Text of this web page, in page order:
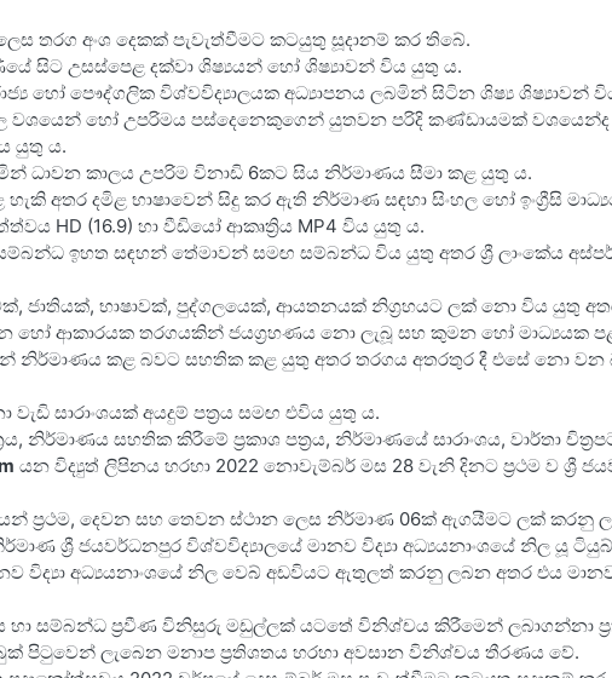
තරග අංශ දෙකක් පැවැත්වීමට කටයුතු සූදානම් කර තිබේ.
සිට උසස්පෙළ දක්වා ශිෂ්‍යයන් හෝ ශිෂ්‍යාවන් විය යුතු ය.
හෝ පෞද්ගලික විශ්වවිද්‍යාලයක අධ්‍යාපනය ලබමින් සිටින ශිෂ්‍ය ශිෂ්‍යාවන්
හෝ උපරිමය පස්දෙනෙකුගෙන් යුතවන පරිදි කණ්ඩායමක් වශයෙන්ද
යුතු ය.
ධාවන කාලය උපරිම විනාඩි 6කට සිය නිර්මාණය සීමා කළ යුතු ය.
අතර දමිළ භාෂාවෙන් සිදු කර ඇති නිර්මාණ සඳහා සිංහල හෝ ඉංග්‍රීසි
HD (16.9) හා වීඩියෝ ආකෘත්‍රිය MP4 විය යුතු ය.
ඉහත සඳහන් තේමාවන් සමඟ සම්බන්ධ විය යුතු අතර ශ්‍රී ලාංකේය
ජාතියක්, භාෂාවක්, පුද්ගලයෙක්, ආයතනයක් නිග්‍රහයට ලක් නො විය යුතු
හෝ ආකාරයක තරගයකින් ජයග්‍රහණය නො ලැබූ සහ කුමන හෝ මාධ්‍යයක
නිර්මාණය කළ බවට සහතික කළ යුතු අතර තරගය අතරතුර දී එසේ නො වන
සාරාංශයක් අයදුම් පත්‍රය සමඟ එවිය යුතු ය.
සහතික කිරීමේ ප්‍රකාශ පත්‍රය, නිර්මාණයේ සාරාංශය, වාර්තා
යන විද්‍යුත් ලිපිනය හරහා 2022 නොවැම්බර් මස 28 වැනි දිනට ප්‍රථම ව ශ්‍රී
ප්‍රථම, දෙවන සහ තෙවන ස්ථාන ලෙස නිර්මාණ 06ක් ඇගයීමට ලක් කරනු
ශ්‍රී ජයවර්ධනපුර විශ්වවිද්‍යාලයේ මානව විද්‍යා අධ්‍යයනාංශයේ නිල යූ
විද්‍යා අධ්‍යයනාංශයේ නිල වෙබ් අඩවියට ඇතුලත් කරනු ලබන අතර එය මානව
හා සම්බන්ධ ප්‍රවීණ විනිසුරු මඩුල්ලක් යටතේ විනිශ්චය කිරීමෙන් ලබාගන්නා
පිටුවෙන් ලැබෙන මනාප ප්‍රතිශතය හරහා අවසාන විනිශ්චය තීරණය වේ.